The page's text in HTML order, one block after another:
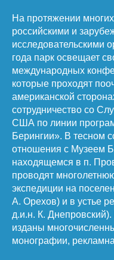
На протяжении многих
российскими и
исследовательскими
года парк освещает
международных
которые проходят
американской
сотрудничество со
США по линии
Берингии». В тесном
отношения с Музеем
находящемся в п.
проводят
экспедиции на
А. Орехов) и в устье
д.и.н. К.
изданы
монографии,